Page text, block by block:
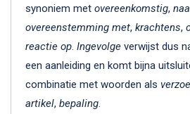
synoniem met overeenkomstig,
overeenstemming met, krachtens,
reactie op. Ingevolge verwijst dus
een aanleiding en komt bijna
combinatie met woorden als
artikel, bepaling.